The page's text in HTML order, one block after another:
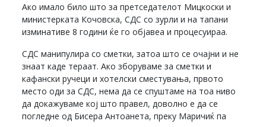
Ако имало било што за претседателот Мицкоски и
министерката Кочовска, СДС со зурли и на тапани
изминативе 8 години ќе го објавеа и процесуираа.
СДС манипулира со сметки, затоа што се очајни и не
знаат каде тераат. Ако зборуваме за сметки и
кафански ручеци и хотелски сместувања, првото
место оди за СДС, нема да се спуштаме на тоа ниво
да докажуваме кој што правел, доволно е да се
погледне од Бисера Антоанета, преку Маричиќ па